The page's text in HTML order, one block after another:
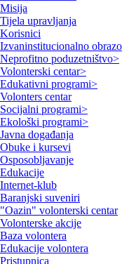
Misija
Tijela upravljanja
Korisnici
Izvaninstitucionalno
Neprofitno poduzetništvo>
Volonterski centar>
Edukativni programi>
Volonters centar
Socijalni programi>
Ekološki programi>
Javna događanja
Obuke i kursevi
Osposobljavanje
Edukacije
Internet-klub
Baranjski suveniri
"Oazin" volonterski centar
Volonterske akcije
Baza volontera
Edukacije volontera
Pristupnica